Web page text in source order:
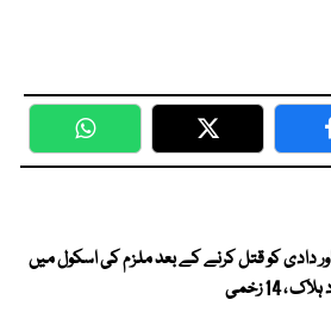
WhatsApp Twitter
دادی کو قتل کرنے کے بعد ملزم کی اسکول میں